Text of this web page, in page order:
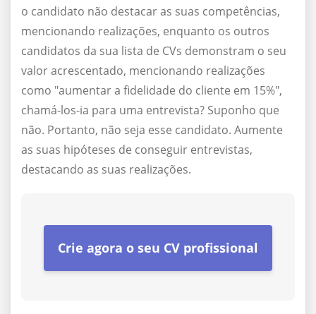
o candidato não destacar as suas competências,
mencionando realizações, enquanto os outros
candidatos da sua lista de CVs demonstram o seu
valor acrescentado, mencionando realizações
como "aumentar a fidelidade do cliente em 15%",
chamá-los-ia para uma entrevista? Suponho que
não. Portanto, não seja esse candidato. Aumente
as suas hipóteses de conseguir entrevistas,
destacando as suas realizações.
Crie agora o seu CV profissional